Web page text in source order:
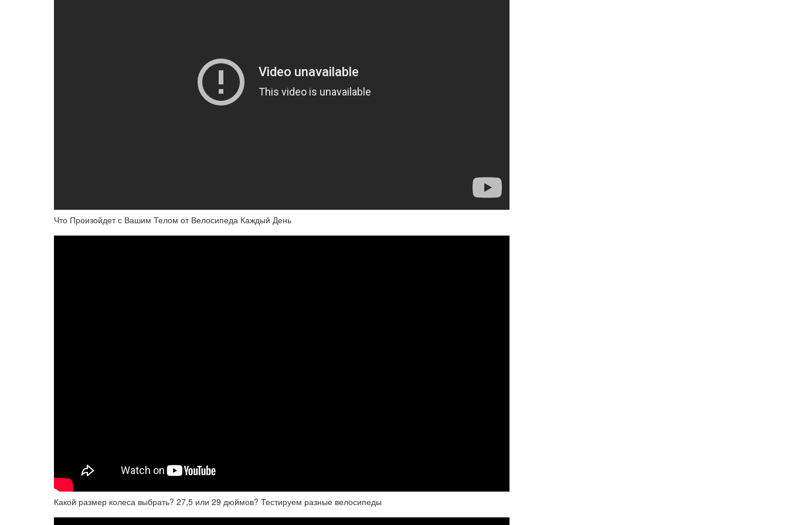
Что Произойдет с Вашим Телом от Велосипеда Каждый День
Какой размер колеса выбрать? 27,5 или 29 дюймов? Тестируем разные велосипеды